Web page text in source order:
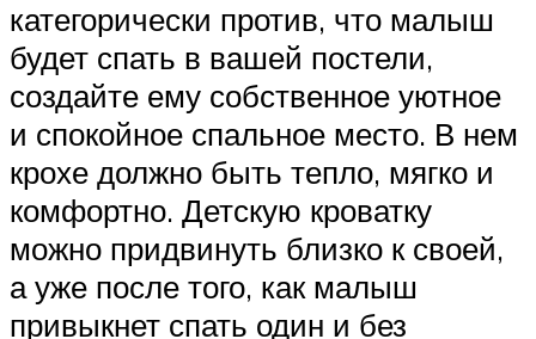
категорически против, что малыш
будет спать в вашей постели,
создайте ему собственное уютное
и спокойное спальное место. В нем
крохе должно быть тепло, мягко и
комфортно. Детскую кроватку
можно придвинуть близко к своей,
а уже после того, как малыш
привыкнет спать один и без